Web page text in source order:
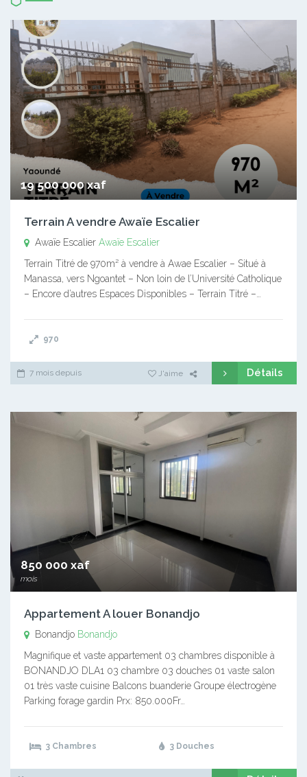
19 500 000 xaf
Terrain A vendre Awaïe Escalier
Awaïe Escalier Awaïe Escalier
Terrain Titré de 970m² à vendre à Awae Escalier – Situé à
Manassa, vers Ngoantet – Non loin de l’Université Catholique
– Encore d’autres Espaces Disponibles – Terrain Titré –…
970
7 mois depuis J'aime Détails
850 000 xaf
mois
Appartement A louer Bonandjo
Bonandjo Bonandjo
Magnifique et vaste appartement 03 chambres disponible à
BONANDJO DLA1 03 chambre 03 douches 01 vaste salon
01 très vaste cuisine Balcons buanderie Groupe électrogène
Parking forage gardin Prx: 850.000Fr…
3 Chambres 3 Douches